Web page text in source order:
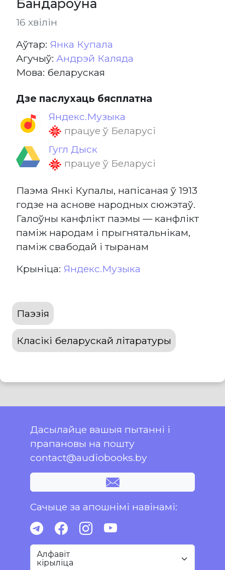
Бандароўна
16 хвілін
Aўтар: Янка Купала
Агучыў: Андрэй Каляда
Мова: беларуская
Дзе паслухаць бясплатна
Яндекс.Музыка
працуе ў Беларусі
Гугл Дыск
працуе ў Беларусі
Паэма Янкі Купалы, напісаная ў 1913
годзе на аснове народных сюжэтаў.
Галоўны канфлікт паэмы — канфлікт
паміж народам і прыгнятальнікам,
паміж свабодай і тыранам
Крыніца: Яндекс.Музыка
Паэзія
Класікі беларускай літаратуры
Дасылайце вашыя пытанні і
прапановы на пошту
contact@audiobooks.by
Сачыце за апошнімі навінамі:
Алфавіт